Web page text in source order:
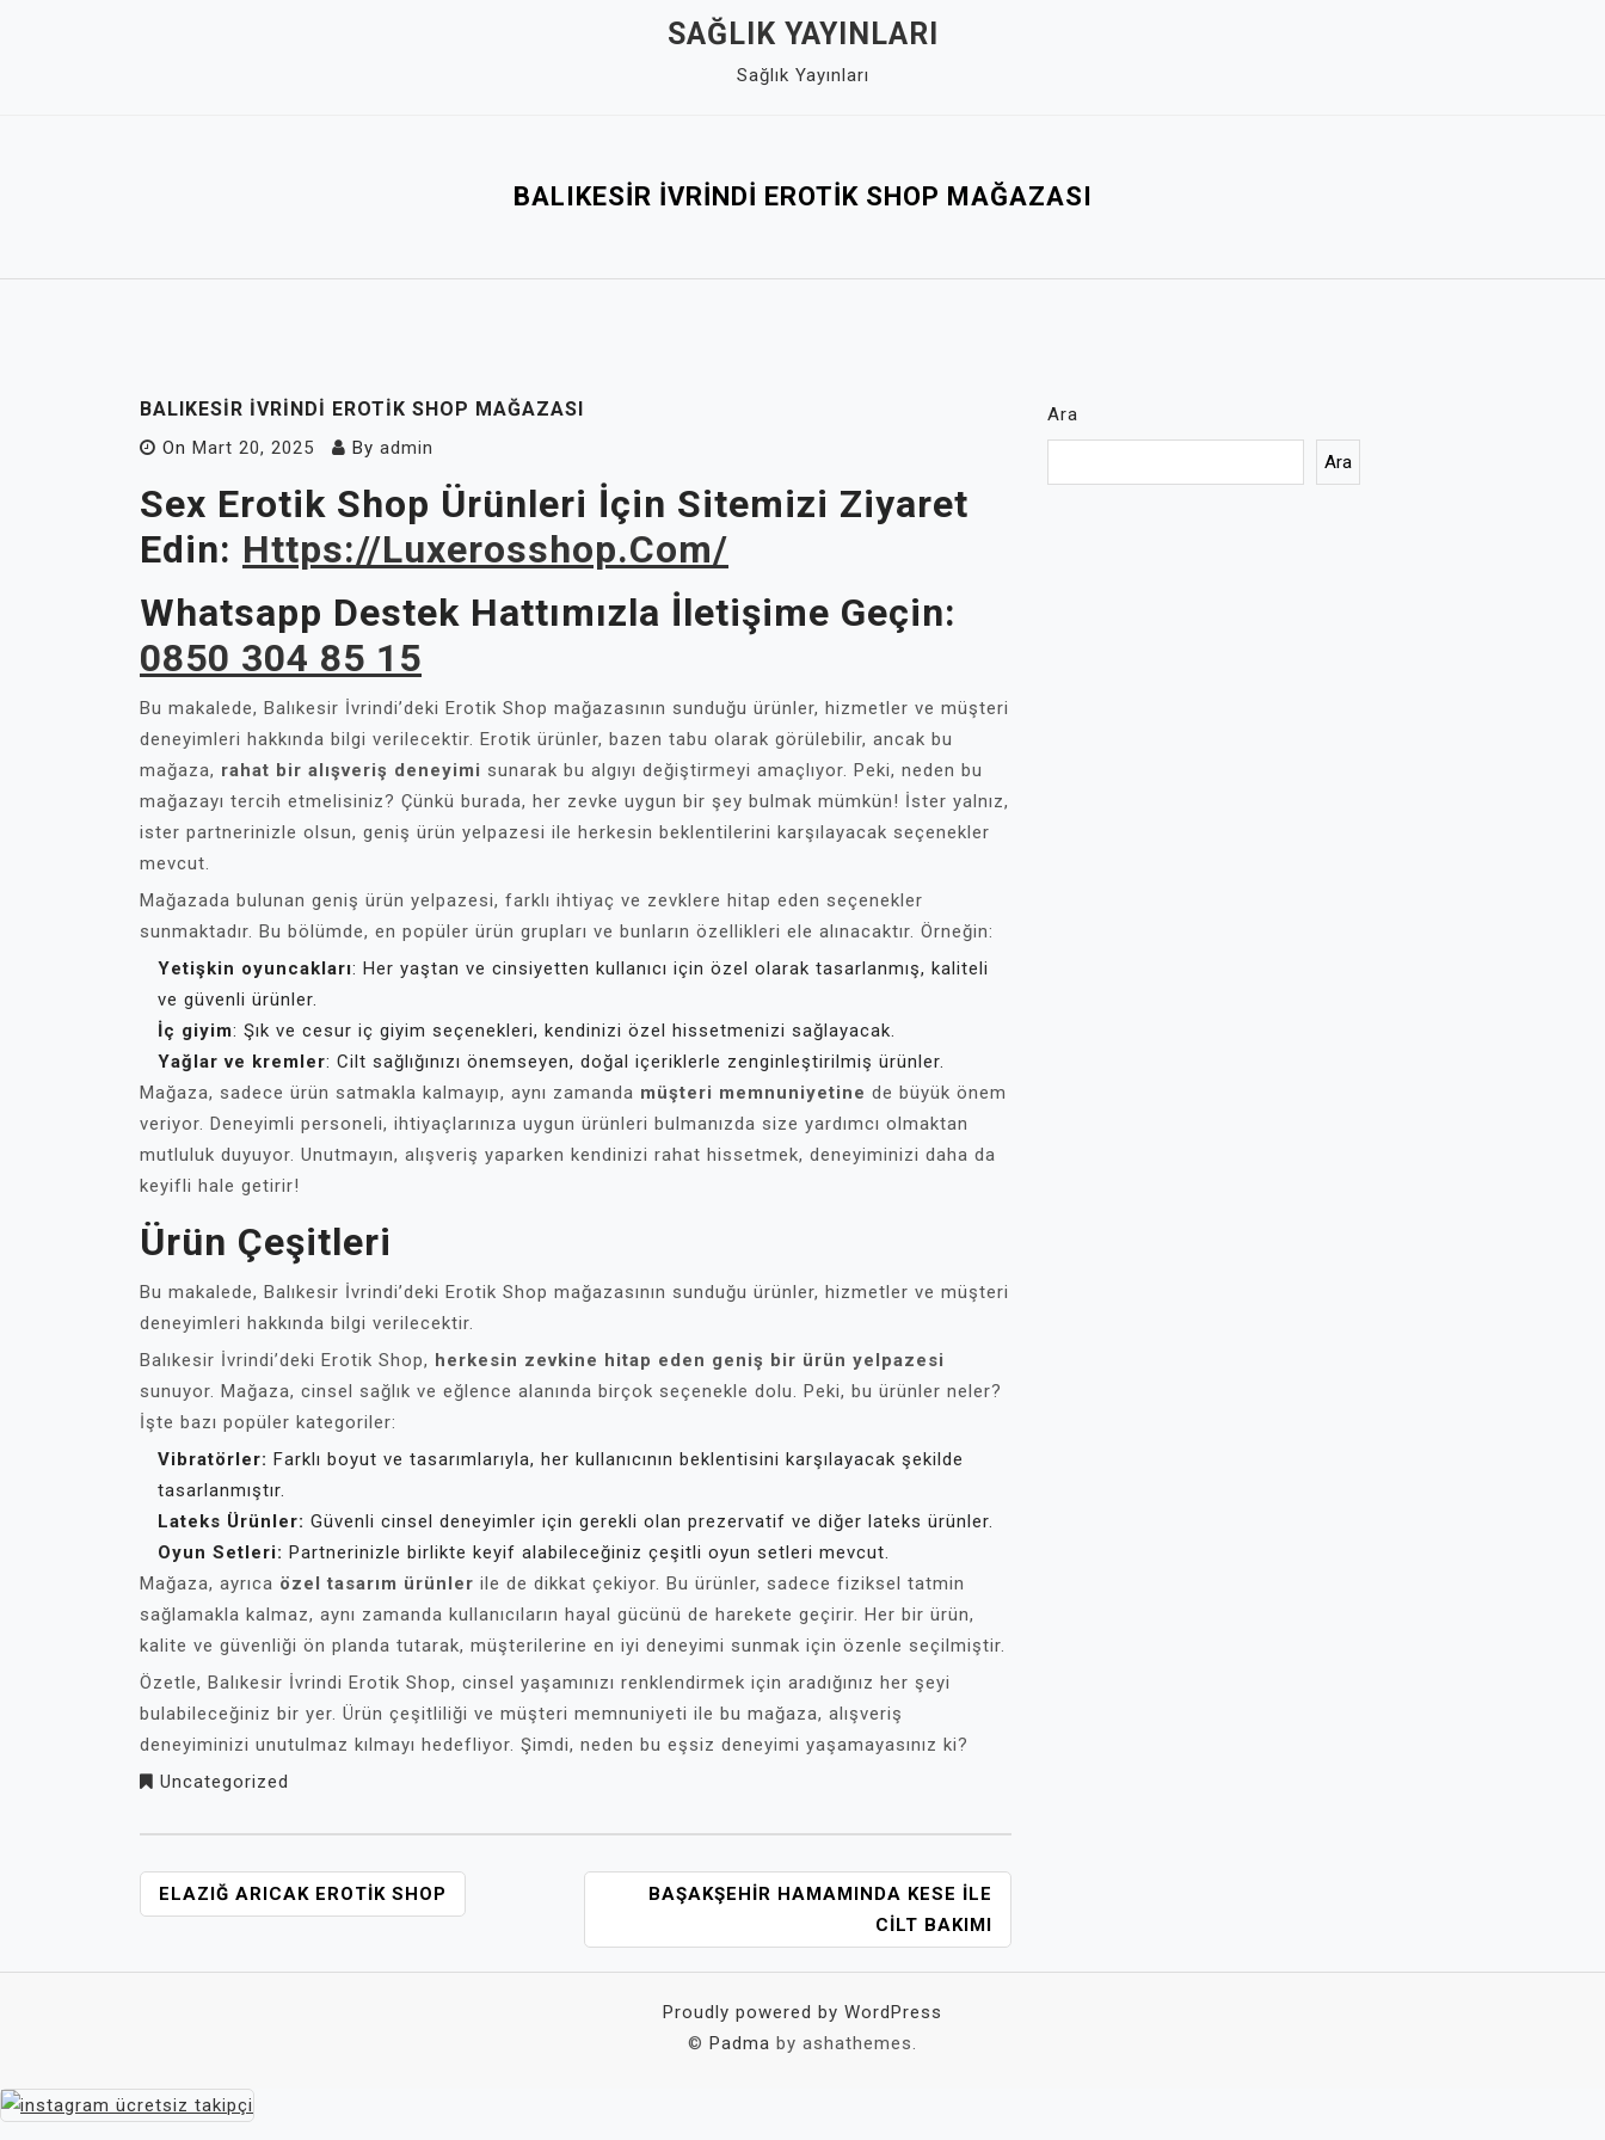
SAĞLIK YAYINLARI
Sağlık Yayınları
BALIKESIR İVRINDI EROTIK SHOP MAĞAZASI
BALIKESIR İVRINDI EROTIK SHOP MAĞAZASI
On Mart 20, 2025 By admin
Sex Erotik Shop Ürünleri İçin Sitemizi Ziyaret
Edin: Https://luxerosshop.com/
Whatsapp Destek Hattımızla İletişime Geçin:
0850 304 85 15
Bu makalede, Balıkesir İvrindi’deki Erotik Shop mağazasının sunduğu ürünler, hizmetler ve müşteri
deneyimleri hakkında bilgi verilecektir. Erotik ürünler, bazen tabu olarak görülebilir, ancak bu
mağaza, rahat bir alışveriş deneyimi sunarak bu algıyı değiştirmeyi amaçlıyor. Peki, neden bu
mağazayı tercih etmelisiniz? Çünkü burada, her zevke uygun bir şey bulmak mümkün! İster yalnız,
ister partnerinizle olsun, geniş ürün yelpazesi ile herkesin beklentilerini karşılayacak seçenekler
mevcut.
Mağazada bulunan geniş ürün yelpazesi, farklı ihtiyaç ve zevklere hitap eden seçenekler
sunmaktadır. Bu bölümde, en popüler ürün grupları ve bunların özellikleri ele alınacaktır. Örneğin:
Yetişkin oyuncakları: Her yaştan ve cinsiyetten kullanıcı için özel olarak tasarlanmış, kaliteli
ve güvenli ürünler.
İç giyim: Şık ve cesur iç giyim seçenekleri, kendinizi özel hissetmenizi sağlayacak.
Yağlar ve kremler: Cilt sağlığınızı önemseyen, doğal içeriklerle zenginleştirilmiş ürünler.
Mağaza, sadece ürün satmakla kalmayıp, aynı zamanda müşteri memnuniyetine de büyük önem
veriyor. Deneyimli personeli, ihtiyaçlarınıza uygun ürünleri bulmanızda size yardımcı olmaktan
mutluluk duyuyor. Unutmayın, alışveriş yaparken kendinizi rahat hissetmek, deneyiminizi daha da
keyifli hale getirir!
Ürün Çeşitleri
Bu makalede, Balıkesir İvrindi’deki Erotik Shop mağazasının sunduğu ürünler, hizmetler ve müşteri
deneyimleri hakkında bilgi verilecektir.
Balıkesir İvrindi’deki Erotik Shop, herkesin zevkine hitap eden geniş bir ürün yelpazesi
sunuyor. Mağaza, cinsel sağlık ve eğlence alanında birçok seçenekle dolu. Peki, bu ürünler neler?
İşte bazı popüler kategoriler:
Vibratörler: Farklı boyut ve tasarımlarıyla, her kullanıcının beklentisini karşılayacak şekilde
tasarlanmıştır.
Lateks Ürünler: Güvenli cinsel deneyimler için gerekli olan prezervatif ve diğer lateks ürünler.
Oyun Setleri: Partnerinizle birlikte keyif alabileceğiniz çeşitli oyun setleri mevcut.
Mağaza, ayrıca özel tasarım ürünler ile de dikkat çekiyor. Bu ürünler, sadece fiziksel tatmin
sağlamakla kalmaz, aynı zamanda kullanıcıların hayal gücünü de harekete geçirir. Her bir ürün,
kalite ve güvenliği ön planda tutarak, müşterilerine en iyi deneyimi sunmak için özenle seçilmiştir.
Özetle, Balıkesir İvrindi Erotik Shop, cinsel yaşamınızı renklendirmek için aradığınız her şeyi
bulabileceğiniz bir yer. Ürün çeşitliliği ve müşteri memnuniyeti ile bu mağaza, alışveriş
deneyiminizi unutulmaz kılmayı hedefliyor. Şimdi, neden bu eşsiz deneyimi yaşamayasınız ki?
Uncategorized
YAZI
GEZINMESI
ELAZIĞ ARICAK EROTIK SHOP
BAŞAKŞEHIR HAMAMINDA KESE ILE
CILT BAKIMI
Ara
Ara
Proudly powered by WordPress
© Padma by ashathemes.